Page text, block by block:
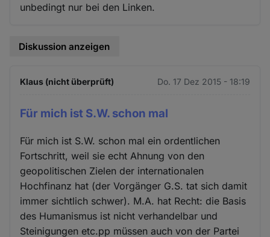
unbedingt nur bei den Linken.
Diskussion anzeigen
Klaus (nicht überprüft) Do. 17 Dez 2015 - 18:19
Für mich ist S.W. schon mal
Für mich ist S.W. schon mal ein ordentlichen
Fortschritt, weil sie echt Ahnung von den
geopolitischen Zielen der internationalen
Hochfinanz hat (der Vorgänger G.S. tat sich damit
immer sichtlich schwer). M.A. hat Recht: die Basis
des Humanismus ist nicht verhandelbar und
Steinigungen etc.pp müssen auch von der Partei